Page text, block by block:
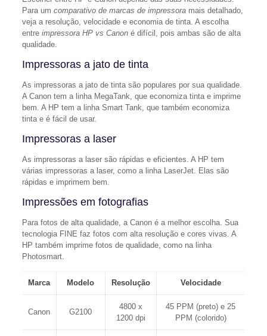
Para um comparativo de marcas de impressoramais detalhado,
veja a resolução, velocidade e economia de tinta. A escolha
entre impressora HP vs Canoné difícil, pois ambas são de alta
qualidade.
Impressoras a jato de tinta
As impressoras a jato de tinta são populares por sua qualidade.
A Canon tem a linha MegaTank, que economiza tinta e imprime
bem. A HP tem a linha Smart Tank, que também economiza
tinta e é fácil de usar.
Impressoras a laser
As impressoras a laser são rápidas e eficientes. A HP tem
várias impressoras a laser, como a linha LaserJet. Elas são
rápidas e imprimem bem.
Impressões em fotografias
Para fotos de alta qualidade, a Canon é a melhor escolha. Sua
tecnologia FINE faz fotos com alta resolução e cores vivas. A
HP também imprime fotos de qualidade, como na linha
Photosmart.
Marca Modelo Resolução Velocidade
Canon G2100
4800 x
1200 dpi
45 PPM (preto) e 25
PPM (colorido)